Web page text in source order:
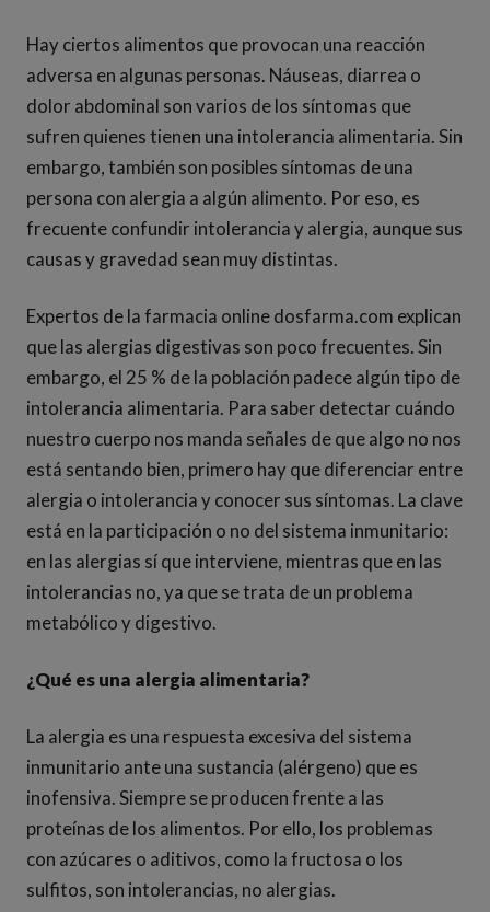
Hay ciertos alimentos que provocan una reacción
adversa en algunas personas. Náuseas, diarrea o
dolor abdominal son varios de los síntomas que
sufren quienes tienen una intolerancia alimentaria. Sin
embargo, también son posibles síntomas de una
persona con alergia a algún alimento. Por eso, es
frecuente confundir intolerancia y alergia, aunque sus
causas y gravedad sean muy distintas.
Expertos de la farmacia online dosfarma.com explican
que las alergias digestivas son poco frecuentes. Sin
embargo, el 25 % de la población padece algún tipo de
intolerancia alimentaria. Para saber detectar cuándo
nuestro cuerpo nos manda señales de que algo no nos
está sentando bien, primero hay que diferenciar entre
alergia o intolerancia y conocer sus síntomas. La clave
está en la participación o no del sistema inmunitario:
en las alergias sí que interviene, mientras que en las
intolerancias no, ya que se trata de un problema
metabólico y digestivo.
¿Qué es una alergia alimentaria?
La alergia es una respuesta excesiva del sistema
inmunitario ante una sustancia (alérgeno) que es
inofensiva. Siempre se producen frente a las
proteínas de los alimentos. Por ello, los problemas
con azúcares o aditivos, como la fructosa o los
sulfitos, son intolerancias, no alergias.